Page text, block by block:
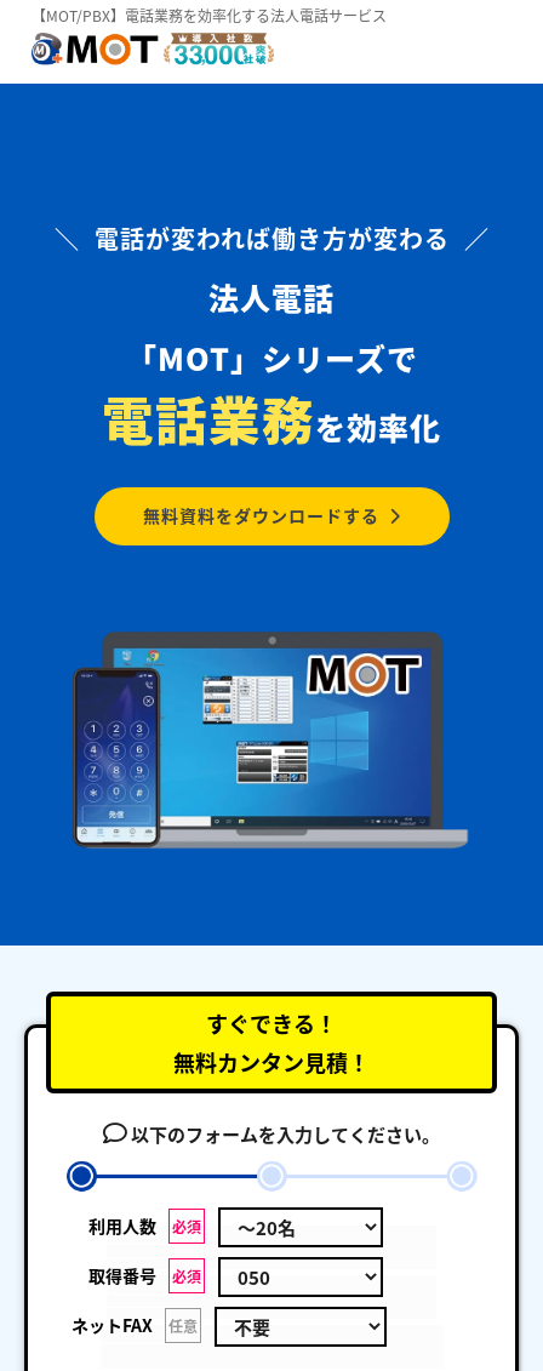
【MOT/PBX】電話業務を効率化する法人電話サービス
＼ 電話が変われば働き方が変わる ／
法人電話
「MOT」シリーズで
電話業務を効率化
無料資料をダウンロードする
すぐできる！
無料カンタン見積！
以下のフォームを入力してください。
利用人数 必須
取得番号 必須
ネットFAX 任意